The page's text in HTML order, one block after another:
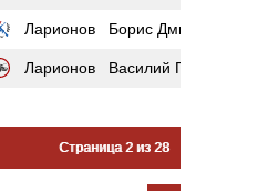
Ларионов Борис Дмитриевич
Ларионов Василий Петрович
Страница 2 из 28